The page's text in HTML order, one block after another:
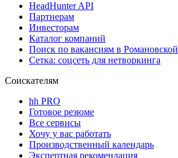
HeadHunter API
Партнерам
Инвесторам
Каталог компаний
Поиск по вакансиям в Романовской
Сетка: соцсеть для нетворкинга
Соискателям
hh PRO
Готовое резюме
Все сервисы
Хочу у вас работать
Производственный календарь
Экспертная рекомендация